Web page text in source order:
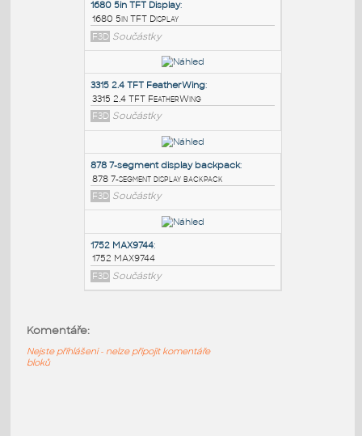
PODOBNÉ BLOKY
1680 5in TFT Display
1680 5in TFT Display
F3D Součástky
3315 2.4 TFT FeatherWing:
3315 2.4 TFT FeatherWing
F3D Součástky
878 7-segment display backpack
Komentáře:
Nejste přihlášeni - nelze připojit komentáře
bloků